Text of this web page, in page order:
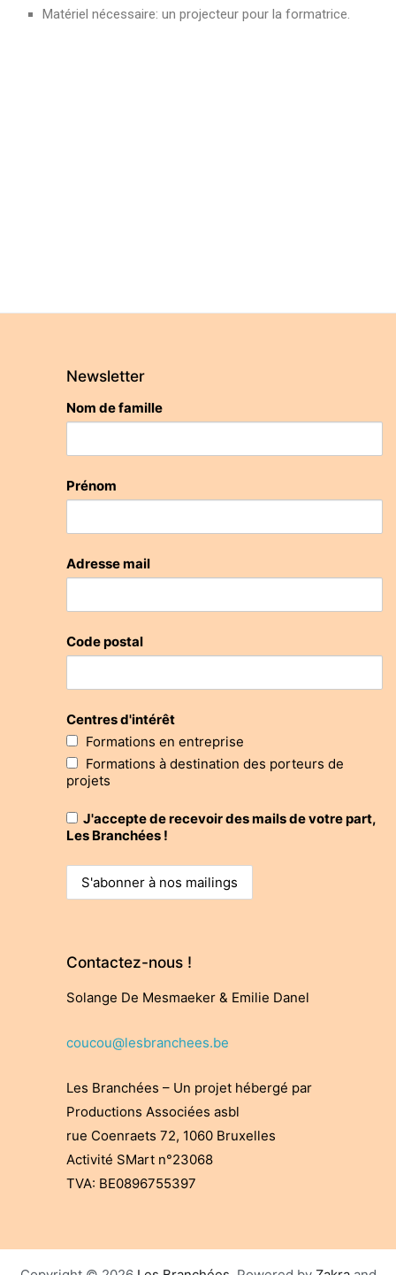
Matériel nécessaire: un projecteur pour la formatrice.
Newsletter
Nom de famille
Prénom
Adresse mail
Code postal
Centres d'intérêt
Formations en entreprise
Formations à destination des porteurs de
projets
J'accepte de recevoir des mails de votre part,
Les Branchées !
Contactez-nous !
Solange De Mesmaeker & Emilie Danel
coucou@lesbranchees.be
Les Branchées – Un projet hébergé par
Productions Associées asbl
rue Coenraets 72, 1060 Bruxelles
Activité SMart n°23068
TVA: BE0896755397